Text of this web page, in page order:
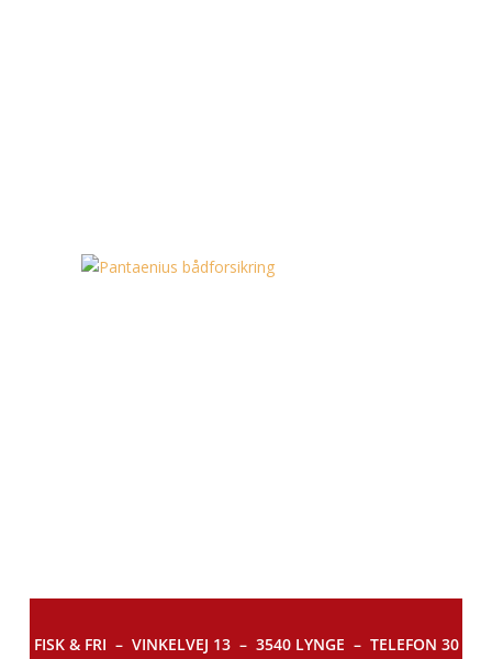
FISK & FRI – VINKELVEJ 13 – 3540 LYNGE – TELEFON 30